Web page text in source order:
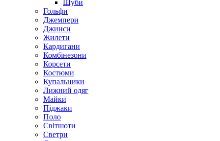
Шуби
Гольфи
Джемпери
Джинси
Жилети
Кардигани
Комбінезони
Корсети
Костюми
Купальники
Лижний одяг
Майки
Піджаки
Поло
Світшоти
Светри